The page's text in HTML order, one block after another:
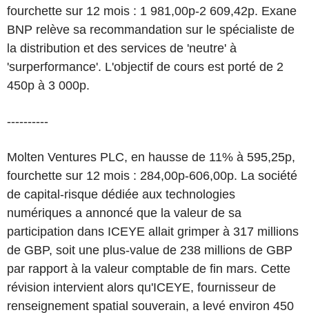
fourchette sur 12 mois : 1 981,00p-2 609,42p. Exane
BNP relève sa recommandation sur le spécialiste de
la distribution et des services de 'neutre' à
'surperformance'. L'objectif de cours est porté de 2
450p à 3 000p.
----------
Molten Ventures PLC, en hausse de 11% à 595,25p,
fourchette sur 12 mois : 284,00p-606,00p. La société
de capital-risque dédiée aux technologies
numériques a annoncé que la valeur de sa
participation dans ICEYE allait grimper à 317 millions
de GBP, soit une plus-value de 238 millions de GBP
par rapport à la valeur comptable de fin mars. Cette
révision intervient alors qu'ICEYE, fournisseur de
renseignement spatial souverain, a levé environ 450